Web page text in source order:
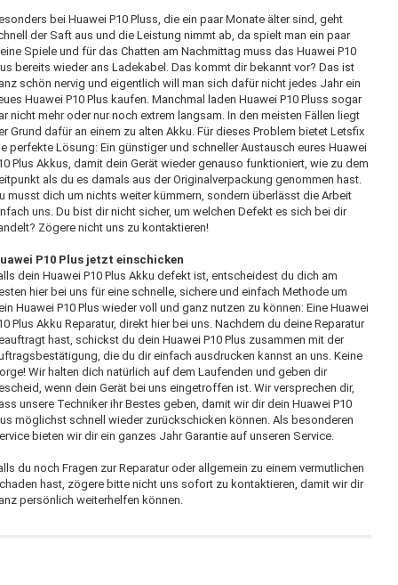
bei Huawei P10 Pluss, die ein paar Monate älter sind, geht
der Saft aus und die Leistung nimmt ab, da spielt man ein paar
Spiele und für das Chatten am Nachmittag muss das Huawei P10
bereits wieder ans Ladekabel. Das kommt dir bekannt vor? Das ist
schön nervig und eigentlich will man sich dafür nicht jedes Jahr ein
Huawei P10 Plus kaufen. Manchmal laden Huawei P10 Pluss sogar
nicht mehr oder nur noch extrem langsam. In den meisten Fällen liegt
Grund dafür an einem zu alten Akku. Für dieses Problem bietet Letsfix
perfekte Lösung: Ein günstiger und schneller Austausch eures Huawei
Plus Akkus, damit dein Gerät wieder genauso funktioniert, wie zu dem
als du es damals aus der Originalverpackung genommen hast.
musst dich um nichts weiter kümmern, sondern überlässt die Arbeit
uns. Du bist dir nicht sicher, um welchen Defekt es sich bei dir
Zögere nicht uns zu kontaktieren!
P10 Plus jetzt einschicken
dein Huawei P10 Plus Akku defekt ist, entscheidest du dich am
hier bei uns für eine schnelle, sichere und einfach Methode um
Huawei P10 Plus wieder voll und ganz nutzen zu können: Eine Huawei
Plus Akku Reparatur, direkt hier bei uns. Nachdem du deine Reparatur
hast, schickst du dein Huawei P10 Plus zusammen mit der
die du dir einfach ausdrucken kannst an uns. Keine
Wir halten dich natürlich auf dem Laufenden und geben dir
wenn dein Gerät bei uns eingetroffen ist. Wir versprechen dir,
unsere Techniker ihr Bestes geben, damit wir dir dein Huawei P10
möglichst schnell wieder zurückschicken können. Als besonderen
bieten wir dir ein ganzes Jahr Garantie auf unseren Service.
du noch Fragen zur Reparatur oder allgemein zu einem vermutlichen
hast, zögere bitte nicht uns sofort zu kontaktieren, damit wir dir
persönlich weiterhelfen können.